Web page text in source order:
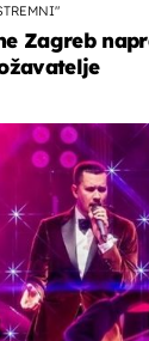
Zagreb